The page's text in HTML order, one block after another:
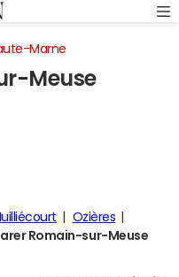
Marne
Meuse
Ozières
Romain-sur-Meuse